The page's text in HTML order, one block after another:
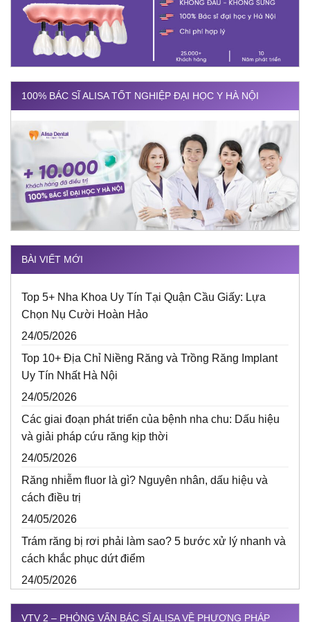
100% BÁC SĨ ALISA TỐT NGHIỆP ĐẠI HỌC Y HÀ NỘI
BÀI VIẾT MỚI
Top 5+ Nha Khoa Uy Tín Tại Quận Cầu Giấy: Lựa
Chọn Nụ Cười Hoàn Hảo
24/05/2026
Top 10+ Địa Chỉ Niềng Răng và Trồng Răng Implant
Uy Tín Nhất Hà Nội
24/05/2026
Các giai đoạn phát triển của bệnh nha chu: Dấu hiệu
và giải pháp cứu răng kịp thời
24/05/2026
Răng nhiễm fluor là gì? Nguyên nhân, dấu hiệu và
cách điều trị
24/05/2026
Trám răng bị rơi phải làm sao? 5 bước xử lý nhanh và
cách khắc phục dứt điểm
24/05/2026
VTV 2 – PHỎNG VẤN BÁC SĨ ALISA VỀ PHƯƠNG PHÁP